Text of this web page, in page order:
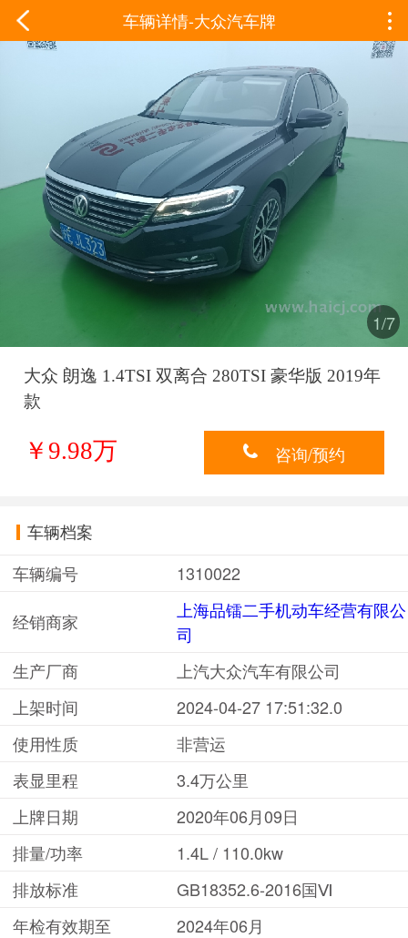
车辆详情-大众汽车牌
1/7
大众 朗逸 1.4TSI 双离合 280TSI 豪华版 2019年
款
￥9.98万 咨询/预约
车辆档案
车辆编号
1310022
经销商家
上海品镭二手机动车经营有限公
司
生产厂商
上汽大众汽车有限公司
上架时间
2024-04-27 17:51:32.0
使用性质
非营运
表显里程
3.4万公里
上牌日期
2020年06月09日
排量/功率
1.4L / 110.0kw
排放标准
GB18352.6-2016国Ⅵ
年检有效期至
2024年06月